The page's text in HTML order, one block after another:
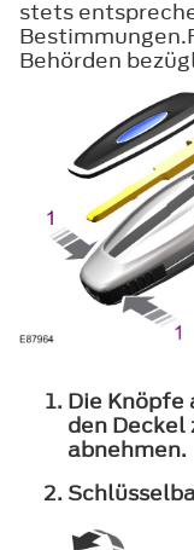
stets
Behörden
Die Knöpfe
den Deckel
abnehmen.